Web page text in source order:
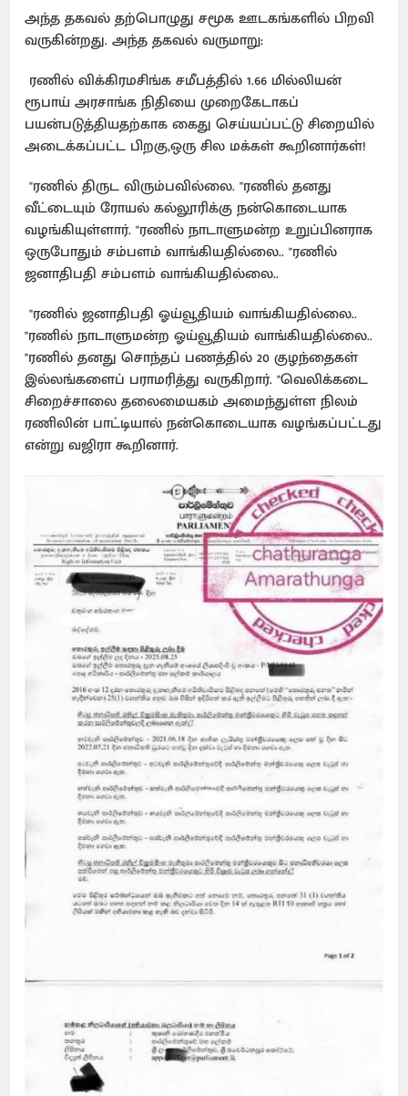
அந்த தகவல் தற்பொழுது சமூக ஊடகங்களில் பிறவி
வருகின்றது. அந்த தகவல் வருமாறு:
ரணில் விக்கிரமசிங்க சமீபத்தில் 1.66 மில்லியன்
ரூபாய் அரசாங்க நிதியை முறைகேடாகப்
பயன்படுத்தியதற்காக கைது செய்யப்பட்டு சிறையில்
அடைக்கப்பட்ட பிறகு,ஒரு சில மக்கள் கூறினார்கள்!
"ரணில் திருட விரும்பவில்லை. "ரணில் தனது
வீட்டையும் ரோயல் கல்லூரிக்கு நன்கொடையாக
வழங்கியுள்ளார். "ரணில் நாடாளுமன்ற உறுப்பினராக
ஒருபோதும் சம்பளம் வாங்கியதில்லை.. "ரணில்
ஜனாதிபதி சம்பளம் வாங்கியதில்லை..
"ரணில் ஜனாதிபதி ஓய்வூதியம் வாங்கியதில்லை..
"ரணில் நாடாளுமன்ற ஓய்வூதியம் வாங்கியதில்லை..
"ரணில் தனது சொந்தப் பணத்தில் 20 குழந்தைகள்
இல்லங்களைப் பராமரித்து வருகிறார். "வெலிக்கடை
சிறைச்சாலை தலைமையகம் அமைந்துள்ள நிலம்
ரணிலின் பாட்டியால் நன்கொடையாக வழங்கப்பட்டது
என்று வஜிரா கூறினார்.